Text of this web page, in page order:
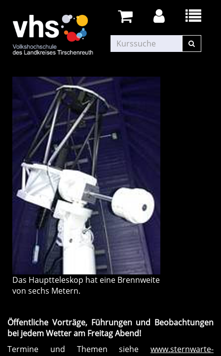
Das Hauptteleskop hat eine Brennweite
von sechs Metern.
Öffentliche Vorträge, Führungen und Beobachtungen
bei jedem Wetter am Freitag Abend!
Termine und Themen siehe www.sternwarte-